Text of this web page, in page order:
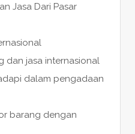
Jasa Dari Pasar
dan jasa internasional
dalam pengadaan
barang dengan